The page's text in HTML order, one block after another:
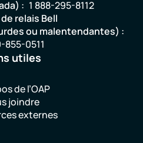
: 1 888-295-8112
relais Bell
ou malentendantes) :
855-0511
utiles
de l’OAP
joindre
externes